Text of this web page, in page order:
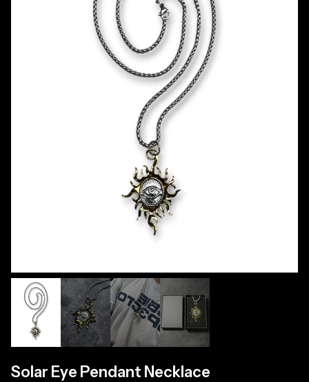
Solar Eye Pendant Necklace